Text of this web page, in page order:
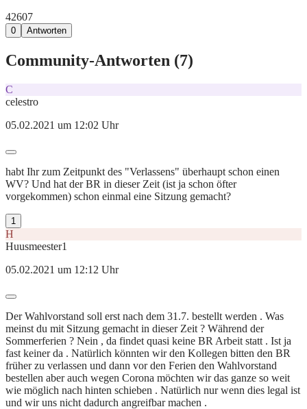
42607
0 Antworten
Community-Antworten (7)
C
celestro
05.02.2021 um 12:02 Uhr
habt Ihr zum Zeitpunkt des "Verlassens" überhaupt schon einen
WV? Und hat der BR in dieser Zeit (ist ja schon öfter
vorgekommen) schon einmal eine Sitzung gemacht?
1
H
Huusmeester1
05.02.2021 um 12:12 Uhr
Der Wahlvorstand soll erst nach dem 31.7. bestellt werden . Was
meinst du mit Sitzung gemacht in dieser Zeit ? Während der
Sommerferien ? Nein , da findet quasi keine BR Arbeit statt . Ist ja
fast keiner da . Natürlich könnten wir den Kollegen bitten den BR
früher zu verlassen und dann vor den Ferien den Wahlvorstand
bestellen aber auch wegen Corona möchten wir das ganze so weit
wie möglich nach hinten schieben . Natürlich nur wenn dies legal ist
und wir uns nicht dadurch angreifbar machen .